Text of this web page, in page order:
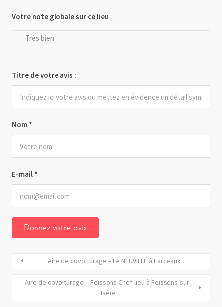
Nom *
E-mail *
Votre note globale sur ce lieu :
Très bien
Titre de votre avis :
Aire de covoiturage – LA NEUVILLE à Farceaux
Aire de covoiturage – Feissons Chef-lieu à Feissons-sur-
Isère